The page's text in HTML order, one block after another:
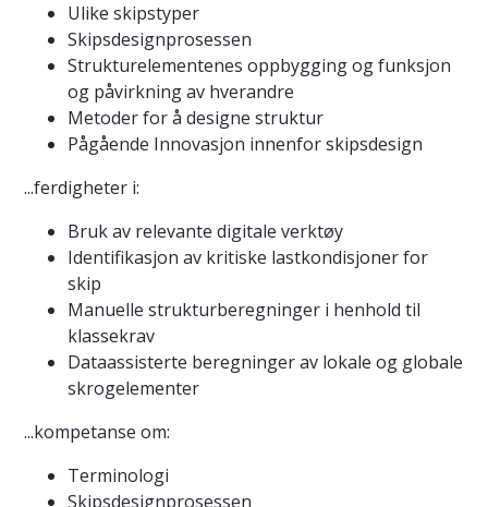
Ulike skipstyper
Skipsdesignprosessen
Strukturelementenes oppbygging og funksjon
og påvirkning av hverandre
Metoder for å designe struktur
Pågående Innovasjon innenfor skipsdesign
...ferdigheter i:
Bruk av relevante digitale verktøy
Identifikasjon av kritiske lastkondisjoner for
skip
Manuelle strukturberegninger i henhold til
klassekrav
Dataassisterte beregninger av lokale og globale
skrogelementer
...kompetanse om:
Terminologi
Skipsdesignprosessen